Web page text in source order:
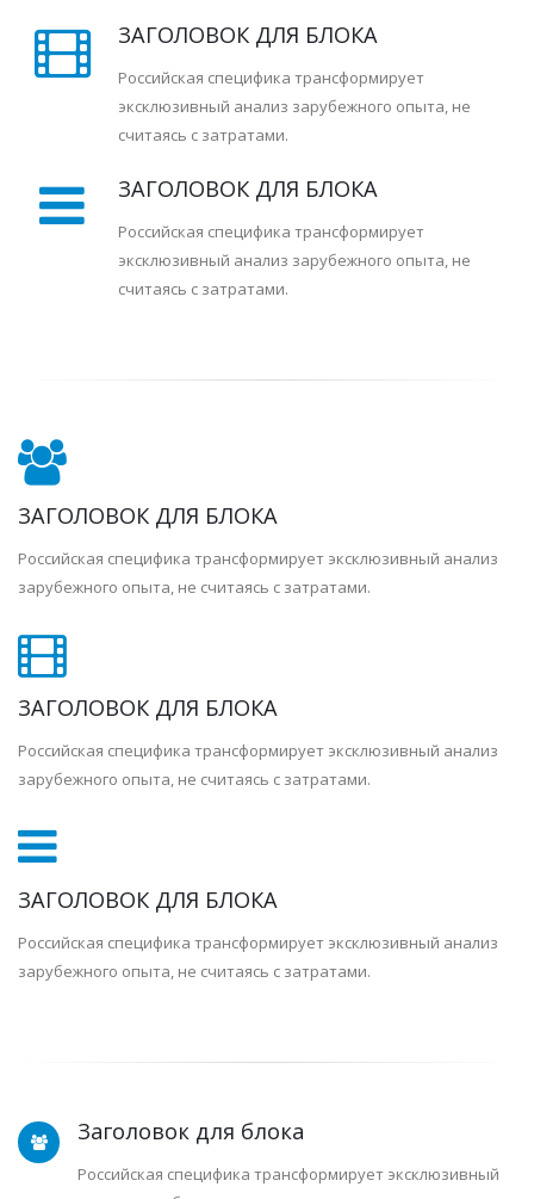
ЗАГОЛОВОК ДЛЯ БЛОКА
Российская специфика трансформирует
эксклюзивный анализ зарубежного опыта, не
считаясь с затратами.
ЗАГОЛОВОК ДЛЯ БЛОКА
Российская специфика трансформирует
эксклюзивный анализ зарубежного опыта, не
считаясь с затратами.
ЗАГОЛОВОК ДЛЯ БЛОКА
Российская специфика трансформирует эксклюзивный анализ
зарубежного опыта, не считаясь с затратами.
ЗАГОЛОВОК ДЛЯ БЛОКА
Российская специфика трансформирует эксклюзивный анализ
зарубежного опыта, не считаясь с затратами.
ЗАГОЛОВОК ДЛЯ БЛОКА
Российская специфика трансформирует эксклюзивный анализ
зарубежного опыта, не считаясь с затратами.
Заголовок для блока
Российская специфика трансформирует эксклюзивный